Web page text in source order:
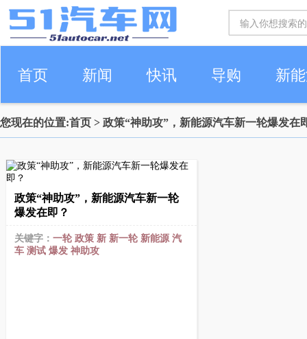
首页 新闻 快讯 导购 新
车生活
您现在的位置:首页 > 政策“神助攻”，新能源汽车新一轮爆发在
政策“神助攻”，新能源汽车新一轮
爆发在即？
关键字： 一轮 政策 新 新一轮 新能源 汽
车 测试 爆发 神助攻